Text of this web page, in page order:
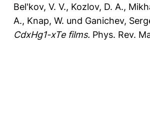
Bel'kov, V. V., Kozlov, D. A.,
A., Knap, W. und Ganichev,
CdxHg1-xTe films. Phys. Rev.